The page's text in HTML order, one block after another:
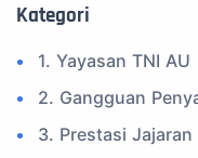
Kategori
1. Yayasan TNI AU
2. Gangguan
3. Prestasi Jajaran